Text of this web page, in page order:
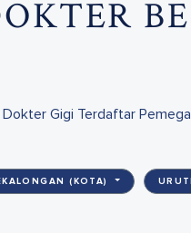
Gigi Terdaftar
(KOTA)